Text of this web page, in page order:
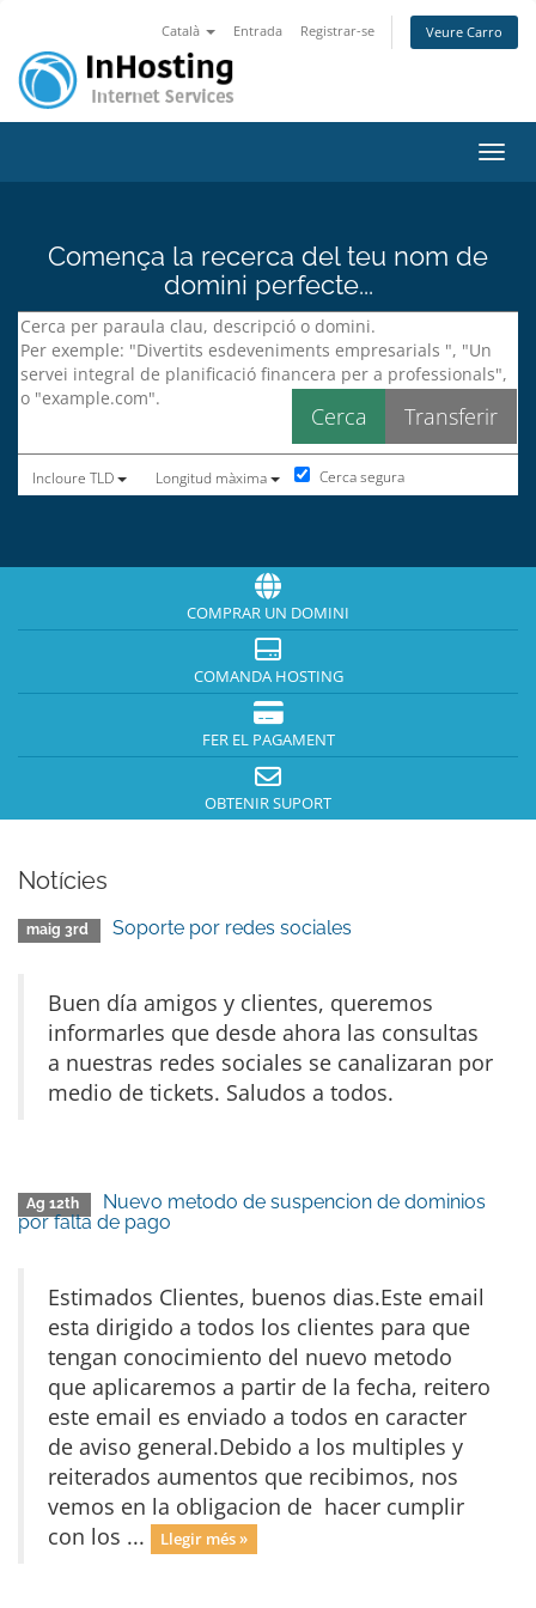
Català Entrada Registrar-se Veure Carro
Comença la recerca del teu nom de
domini perfecte...
Incloure TLD Longitud màxima Cerca segura
COMPRAR UN DOMINI
COMANDA HOSTING
FER EL PAGAMENT
OBTENIR SUPORT
Notícies
maig 3rd Soporte por redes sociales
Buen día amigos y clientes, queremos
informarles que desde ahora las consultas
a nuestras redes sociales se canalizaran por
medio de tickets. Saludos a todos.
Ag 12th
Nuevo metodo de suspencion de dominios
por falta de pago
Estimados Clientes, buenos dias.Este email
esta dirigido a todos los clientes para que
tengan conocimiento del nuevo metodo
que aplicaremos a partir de la fecha, reitero
este email es enviado a todos en caracter
de aviso general.Debido a los multiples y
reiterados aumentos que recibimos, nos
vemos en la obligacion de hacer cumplir
con los ...
Llegir més »